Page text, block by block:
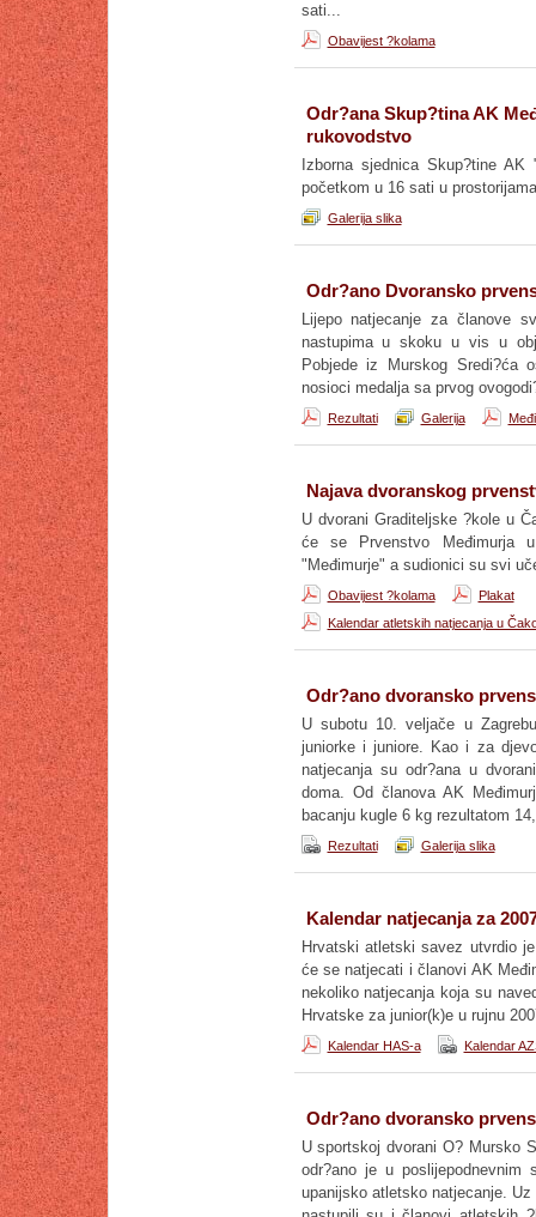
sati...
Obavijest ?kolama
Odr?ana Skup?tina AK
rukovodstvo
Izborna sjednica Skup?tine
početkom u 16 sati u
Galerija slika
Odr?ano Dvoransko
Lijepo natjecanje za članove
nastupima u skoku u vis u
Pobjede iz Murskog Sredi?ća
nosioci medalja sa prvog
Rezultati Galerija
Najava dvoranskog
U dvorani Graditeljske ?kole u
će se Prvenstvo Međimurja
"Međimurje" a sudionici su svi
Obavijest ?kolama
Plakat
Kalendar atletskih natjecanja u
Odr?ano dvoransko
U subotu 10. veljače u
juniorke i juniore. Kao i za
natjecanja su odr?ana u
doma. Od članova AK
bacanju kugle 6 kg rezultatom
Rezultati Galerija slika
Kalendar natjecanja za
Hrvatski atletski savez utvrdio
će se natjecati i članovi AK
nekoliko natjecanja koja su
Hrvatske za junior(k)e u rujnu
Kalendar HAS-a Kalendar
Odr?ano dvoransko
U sportskoj dvorani O? Mursko
odr?ano je u
upanijsko atletsko natjecanje.